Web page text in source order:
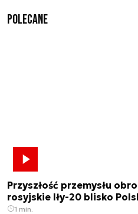
Polecane
Przyszłość przemysłu
rosyjskie Iły-20 blisko
1 min.